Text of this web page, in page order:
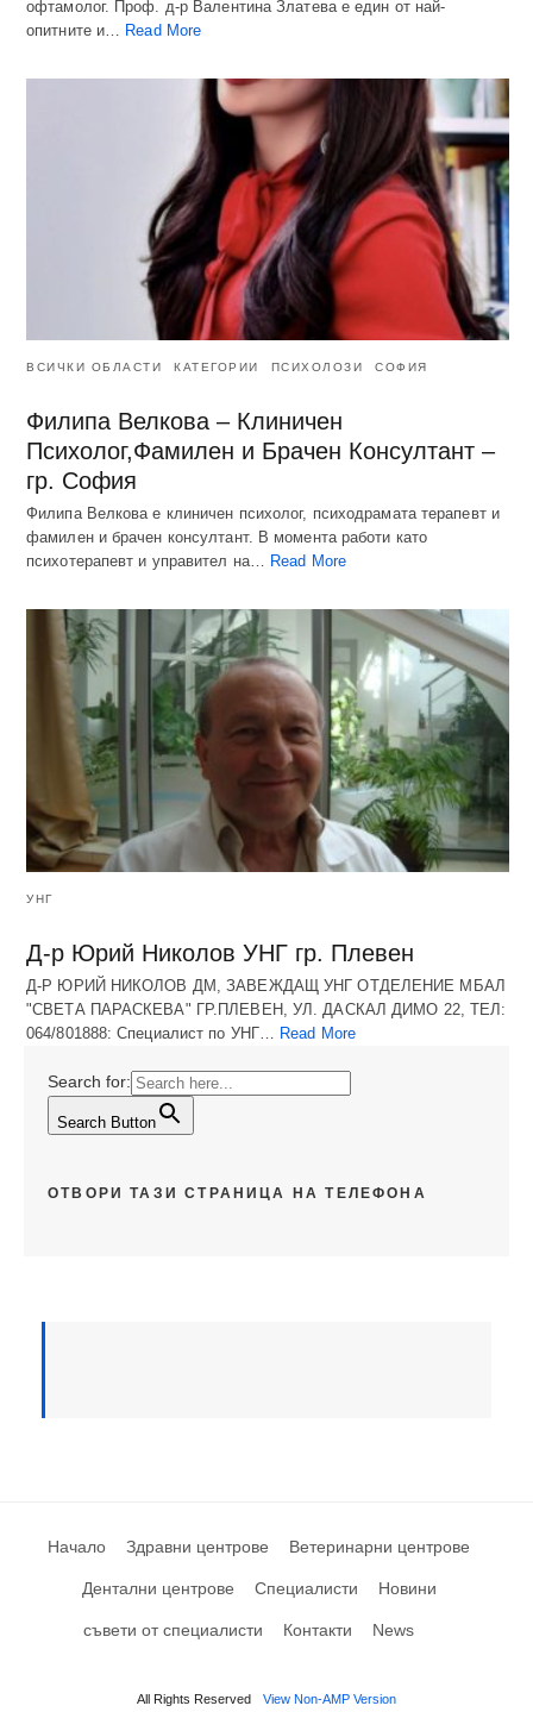
офтамолог. Проф. д-р Валентина Златева е един от най-
опитните и…
Read More
ВСИЧКИ ОБЛАСТИ КАТЕГОРИИ ПСИХОЛОЗИ СОФИЯ
Филипа Велкова – Клиничен
Психолог,Фамилен и Брачен Консултант –
гр. София
Филипа Велкова е клиничен психолог, психодрамата терапевт и
фамилен и брачен консултант. В момента работи като
психотерапевт и управител на… Read More
УНГ
Д-р Юрий Николов УНГ гр. Плевен
Д-Р ЮРИЙ НИКОЛОВ ДМ, ЗАВЕЖДАЩ УНГ ОТДЕЛЕНИЕ МБАЛ
"СВЕТА ПАРАСКЕВА" ГР.ПЛЕВЕН, УЛ. ДАСКАЛ ДИМО 22, ТЕЛ:
064/801888: Специалист по УНГ… Read More
Search for:
Search Button
ОТВОРИ ТАЗИ СТРАНИЦА НА ТЕЛЕФОНА
Начало Здравни центрове Ветеринарни центрове
Дентални центрове Специалисти Новини
съвети от специалисти Контакти News
All Rights Reserved View Non-AMP Version